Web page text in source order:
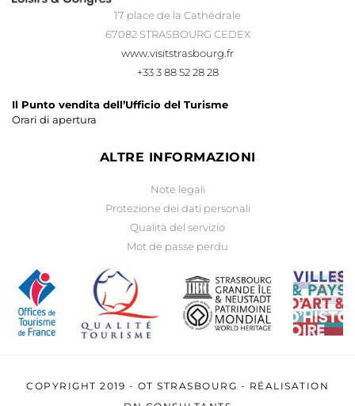
17 place de la Cathédrale
67082 STRASBOURG CEDEX
www.visitstrasbourg.fr
+33 3 88 52 28 28
Il Punto vendita dell’Ufficio del Turisme
Orari di apertura
ALTRE INFORMAZIONI
Note legali
Protezione dei dati personali
Qualità del servizio
Mot de passe perdu
COPYRIGHT 2019 - OT STRASBOURG - RÉALISATION